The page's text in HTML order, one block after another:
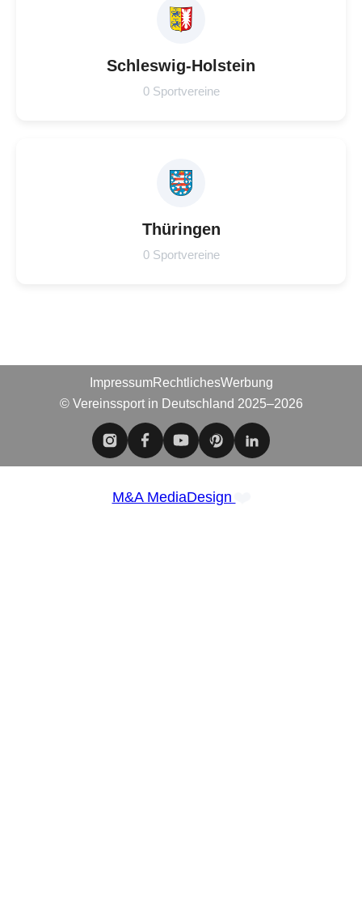
Schleswig-Holstein
0 Sportvereine
Thüringen
0 Sportvereine
ImpressumRechtlichesWerbung
© Vereinssport in Deutschland 2025–2026
M&A MediaDesign